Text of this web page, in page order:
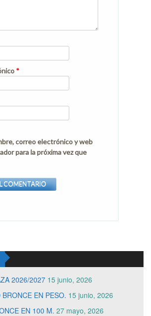
*
correo electrónico y web
para la próxima vez que
2026/2027 15 junio, 2026
EN PESO. 15 junio, 2026
EN 100 M. 27 mayo, 2026